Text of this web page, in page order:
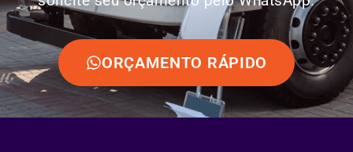
ORÇAMENTO RÁPIDO